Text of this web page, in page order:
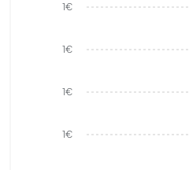
1€
1€
1€
1€